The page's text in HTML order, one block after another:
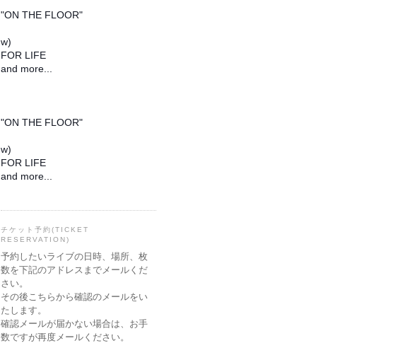
"ON THE FLOOR"
w)
FOR LIFE
and more...
"ON THE FLOOR"
w)
FOR LIFE
and more...
チケット予約(TICKET
RESERVATION)
予約したいライブの日時、場所、枚
数を下記のアドレスまでメールくだ
さい。
その後こちらから確認のメールをい
たします。
確認メールが届かない場合は、お手
数ですが再度メールください。